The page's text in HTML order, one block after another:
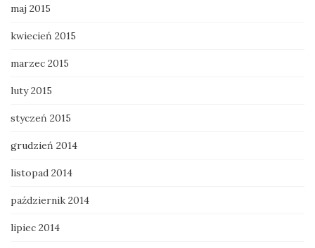
maj 2015
kwiecień 2015
marzec 2015
luty 2015
styczeń 2015
grudzień 2014
listopad 2014
październik 2014
lipiec 2014